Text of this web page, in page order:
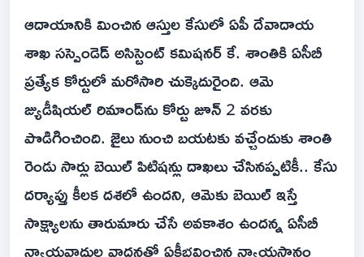
ఆదాయానికి మించిన ఆస్తుల కేసులో ఏపీ దేవాదాయ
శాఖ సస్పెండెడ్ అసిస్టెంట్ కమిషనర్ కే. శాంతికి ఏసీబీ
ప్రత్యేక కోర్టులో మరోసారి చుక్కెదురైంది. ఆమె
జ్యుడీషియల్ రిమాండ్‌ను కోర్టు జూన్ 2 వరకు
పొడిగించింది. జైలు నుంచి బయటకు వచ్చేందుకు శాంతి
రెండు సార్లు బెయిల్ పిటిషన్లు దాఖలు చేసినప్పటికీ.. కేసు
దర్యాప్తు కీలక దశలో ఉందని, ఆమెకు బెయిల్ ఇస్తే
సాక్ష్యాలను తారుమారు చేసే అవకాశం ఉందన్న ఏసీబీ